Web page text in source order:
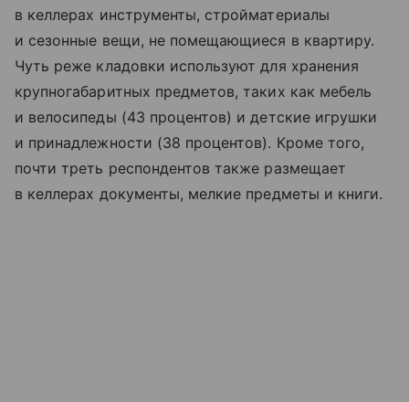
в келлерах инструменты, стройматериалы
и сезонные вещи, не помещающиеся в квартиру.
Чуть реже кладовки используют для хранения
крупногабаритных предметов, таких как мебель
и велосипеды (43 процентов) и детские игрушки
и принадлежности (38 процентов). Кроме того,
почти треть респондентов также размещает
в келлерах документы, мелкие предметы и книги.